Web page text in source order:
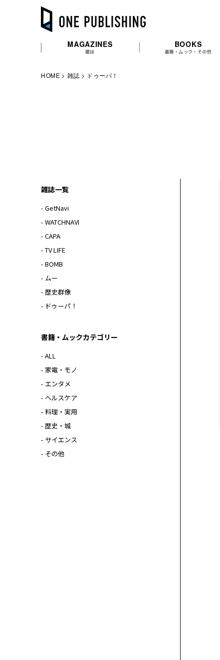
MAGAZINES
雑誌
BOOKS
書籍・ムック・その他
HOME 雑誌 ドゥーパ！
雑誌一覧
- GetNavi
- WATCHNAVI
- CAPA
- TV LIFE
- BOMB
- ムー
- 歴史群像
- ドゥーパ！
書籍・ムックカテゴリー
- ALL
- 家電・モノ
- エンタメ
- ヘルスケア
- 料理・実用
- 歴史・城
- サイエンス
- その他